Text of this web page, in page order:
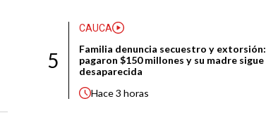
5
CAUCA
Familia denuncia secuestro y extorsión:
pagaron $150 millones y su madre sigue
desaparecida
Hace3 horas